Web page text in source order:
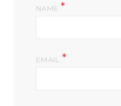
NAME *
EMAIL *